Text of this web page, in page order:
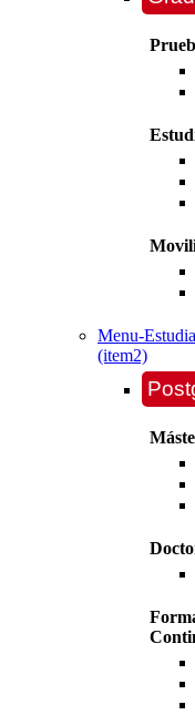
Menu-
(item2)